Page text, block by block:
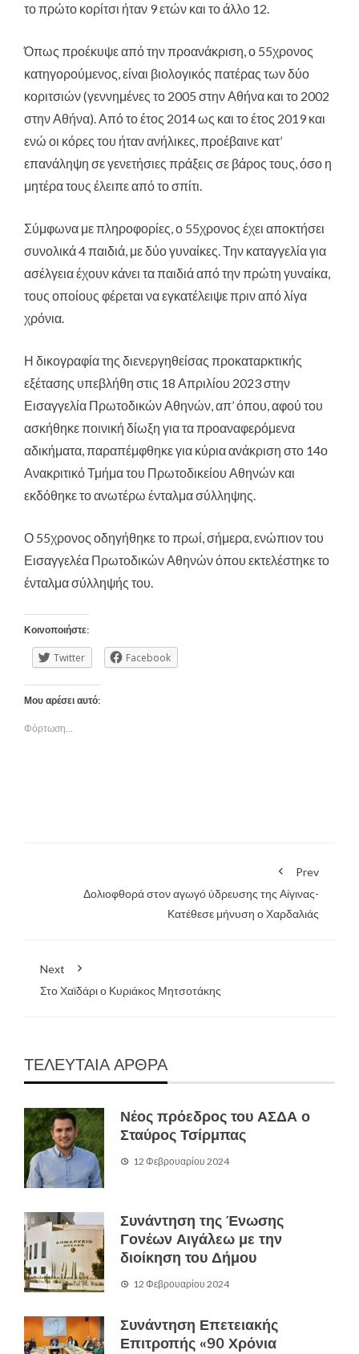
το πρώτο κορίτσι ήταν 9 ετών και το άλλο 12.
Όπως προέκυψε από την προανάκριση, ο 55χρονος
κατηγορούμενος, είναι βιολογικός πατέρας των δύο
κοριτσιών (γεννημένες το 2005 στην Αθήνα και το 2002
στην Αθήνα). Από το έτος 2014 ως και το έτος 2019 και
ενώ οι κόρες του ήταν ανήλικες, προέβαινε κατ’
επανάληψη σε γενετήσιες πράξεις σε βάρος τους, όσο η
μητέρα τους έλειπε από το σπίτι.
Σύμφωνα με πληροφορίες, ο 55χρονος έχει αποκτήσει
συνολικά 4 παιδιά, με δύο γυναίκες. Την καταγγελία για
ασέλγεια έχουν κάνει τα παιδιά από την πρώτη γυναίκα,
τους οποίους φέρεται να εγκατέλειψε πριν από λίγα
χρόνια.
Η δικογραφία της διενεργηθείσας προκαταρκτικής
εξέτασης υπεβλήθη στις 18 Απριλίου 2023 στην
Εισαγγελία Πρωτοδικών Αθηνών, απ’ όπου, αφού του
ασκήθηκε ποινική δίωξη για τα προαναφερόμενα
αδικήματα, παραπέμφθηκε για κύρια ανάκριση στο 14ο
Ανακριτικό Τμήμα του Πρωτοδικείου Αθηνών και
εκδόθηκε το ανωτέρω ένταλμα σύλληψης.
Ο 55χρονος οδηγήθηκε το πρωί, σήμερα, ενώπιον του
Εισαγγελέα Πρωτοδικών Αθηνών όπου εκτελέστηκε το
ένταλμα σύλληψής του.
Κοινοποιήστε:
Twitter Facebook
Μου αρέσει αυτό:
Φόρτωση...
Prev
Δολιοφθορά στον αγωγό ύδρευσης της Αίγινας-
Κατέθεσε μήνυση ο Χαρδαλιάς
Next
Στο Χαϊδάρι ο Κυριάκος Μητσοτάκης
ΤΕΛΕΥΤΑΙΑ ΑΡΘΡΑ
Νέος πρόεδρος του ΑΣΔΑ ο
Σταύρος Τσίρμπας
12 Φεβρουαρίου 2024
Συνάντηση της Ένωσης
Γονέων Αιγάλεω με την
διοίκηση του Δήμου
12 Φεβρουαρίου 2024
Συνάντηση Επετειακής
Επιτροπής «90 Χρόνια